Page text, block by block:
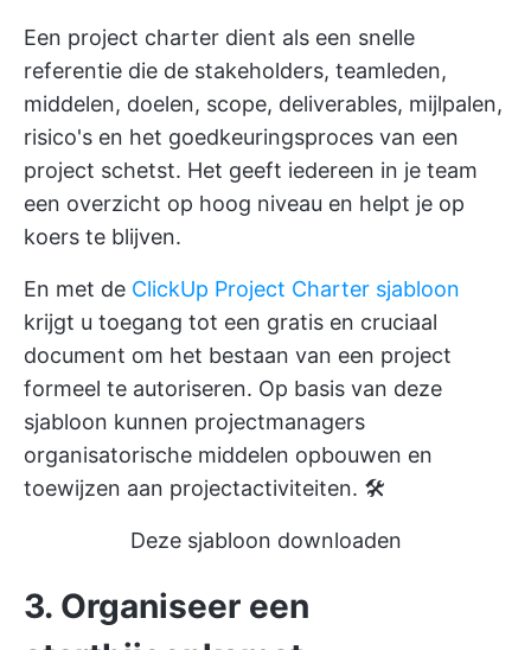
Een project charter dient als een snelle
referentie die de stakeholders, teamleden,
middelen, doelen, scope, deliverables, mijlpalen,
risico's en het goedkeuringsproces van een
project schetst. Het geeft iedereen in je team
een overzicht op hoog niveau en helpt je op
koers te blijven.
En met de ClickUp Project Charter sjabloon
krijgt u toegang tot een gratis en cruciaal
document om het bestaan van een project
formeel te autoriseren. Op basis van deze
sjabloon kunnen projectmanagers
organisatorische middelen opbouwen en
toewijzen aan projectactiviteiten. 🛠️
Deze sjabloon downloaden
3. Organiseer een